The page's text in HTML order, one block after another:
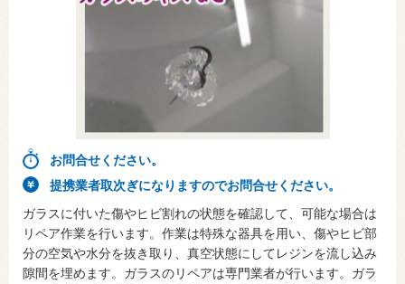
お問合せください。
提携業者取次ぎになりますのでお問合せください。
ガラスに付いた傷やヒビ割れの状態を確認して、可能な場合は
リペア作業を行います。作業は特殊な器具を用い、傷やヒビ部
分の空気や水分を抜き取り、真空状態にしてレジンを流し込み
隙間を埋めます。ガラスのリペアは専門業者が行います。ガラ